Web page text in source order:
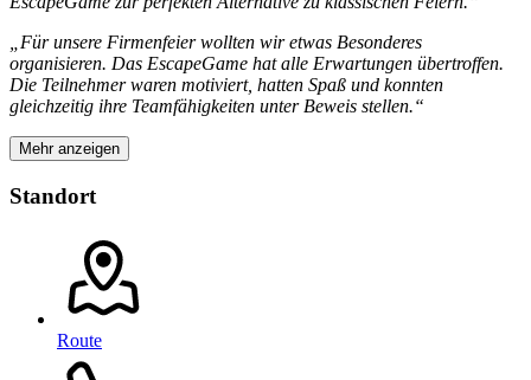
„Für unsere Firmenfeier wollten wir etwas Besonderes
organisieren. Das EscapeGame hat alle Erwartungen übertroffen.
Die Teilnehmer waren motiviert, hatten Spaß und konnten
gleichzeitig ihre Teamfähigkeiten unter Beweis stellen.“
Mehr anzeigen
Standort
Route